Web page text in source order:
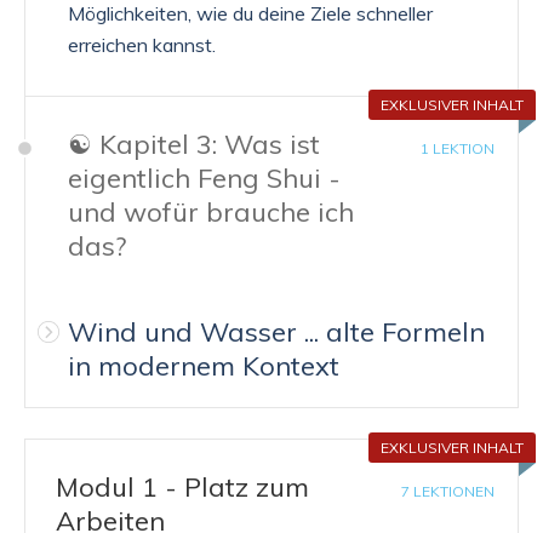
Möglichkeiten, wie du deine Ziele schneller
erreichen kannst.
EXKLUSIVER INHALT
☯️ Kapitel 3: Was ist
eigentlich Feng Shui -
und wofür brauche ich
das?
1 LEKTION
Wind und Wasser ... alte Formeln
in modernem Kontext
EXKLUSIVER INHALT
7 LEKTIONEN
Modul 1 - Platz zum
Arbeiten